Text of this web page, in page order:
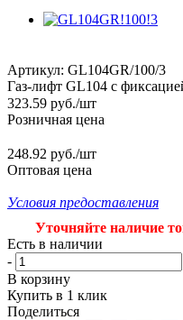
Артикул: GL104GR/100/3
Газ-лифт GL104 с
323.59 руб./шт
Розничная цена
248.92 руб./шт
Оптовая цена
Условия предоставления
Уточняйте наличие
Есть в наличии
-
В корзину
Купить в 1 клик
Поделиться